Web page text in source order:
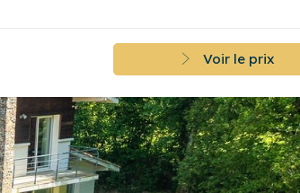
Voir le prix